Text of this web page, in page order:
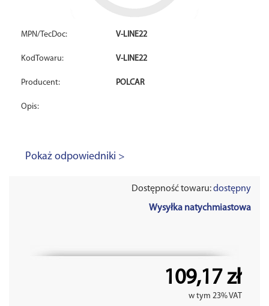
MPN/TecDoc: V-LINE22
KodTowaru: V-LINE22
Producent: POLCAR
Opis:
Pokaż odpowiedniki >
Dostępność towaru:dostępny
Wysyłka natychmiastowa
109,17 zł
w tym 23% VAT